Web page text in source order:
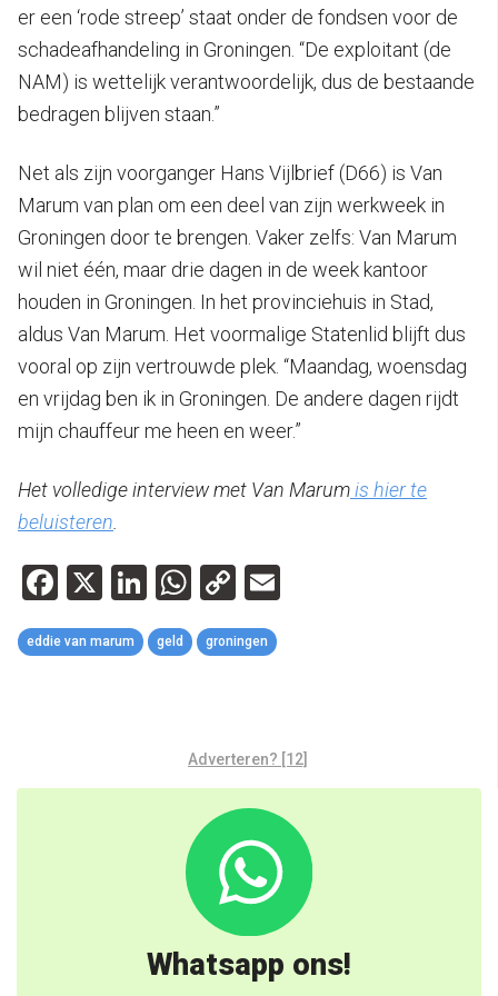
er een ‘rode streep’ staat onder de fondsen voor de
schadeafhandeling in Groningen. “De exploitant (de
NAM) is wettelijk verantwoordelijk, dus de bestaande
bedragen blijven staan.”
Net als zijn voorganger Hans Vijlbrief (D66) is Van
Marum van plan om een deel van zijn werkweek in
Groningen door te brengen. Vaker zelfs: Van Marum
wil niet één, maar drie dagen in de week kantoor
houden in Groningen. In het provinciehuis in Stad,
aldus Van Marum. Het voormalige Statenlid blijft dus
vooral op zijn vertrouwde plek. “Maandag, woensdag
en vrijdag ben ik in Groningen. De andere dagen rijdt
mijn chauffeur me heen en weer.”
Het volledige interview met Van Marumis hier te
beluisteren
Facebook
X LinkedIn
WhatsApp
Copy
Link
eddie van marum geld groningen
Adverteren? [12]
Whatsapp ons!